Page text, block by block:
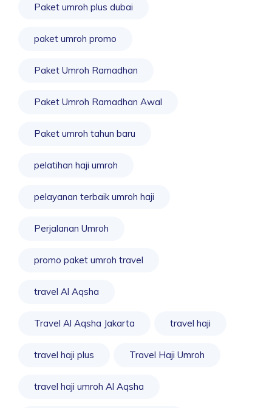
Paket umroh plus dubai
paket umroh promo
Paket Umroh Ramadhan
Paket Umroh Ramadhan Awal
Paket umroh tahun baru
pelatihan haji umroh
pelayanan terbaik umroh haji
Perjalanan Umroh
promo paket umroh travel
travel Al Aqsha
Travel Al Aqsha Jakarta travel haji
travel haji plus Travel Haji Umroh
travel haji umroh Al Aqsha